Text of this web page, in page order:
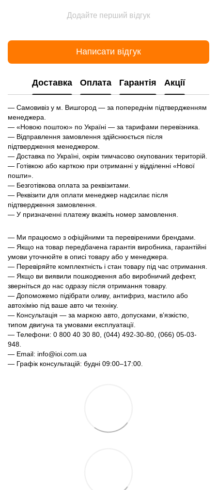
Додайте перший відгук
Написати відгук
Доставка Оплата Гарантія Акції
— Самовивіз у м. Вишгород — за попереднім підтвердженням
менеджера.
— «Новою поштою» по Україні — за тарифами перевізника.
— Відправлення замовлення здійснюється після
підтвердження менеджером.
— Доставка по Україні, окрім тимчасово окупованих територій.
— Готівкою або карткою при отриманні у відділенні «Нової
пошти».
— Безготівкова оплата за реквізитами.
— Реквізити для оплати менеджер надсилає після
підтвердження замовлення.
— У призначенні платежу вкажіть номер замовлення.
— Ми працюємо з офіційними та перевіреними брендами.
— Якщо на товар передбачена гарантія виробника, гарантійні
умови уточнюйте в описі товару або у менеджера.
— Перевіряйте комплектність і стан товару під час отримання.
— Якщо ви виявили пошкодження або виробничий дефект,
зверніться до нас одразу після отримання товару.
— Допоможемо підібрати оливу, антифриз, мастило або
автохімію під ваше авто чи техніку.
— Консультація — за маркою авто, допусками, в’язкістю,
типом двигуна та умовами експлуатації.
— Телефони: 0 800 40 30 80, (044) 492-30-80, (066) 05-03-
948.
— Email: info@ioi.com.ua
— Графік консультацій: будні 09:00–17:00.